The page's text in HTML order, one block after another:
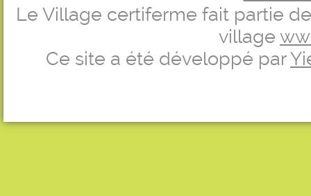
Le Village certiferme fait partie
village
Ce site a été développé par